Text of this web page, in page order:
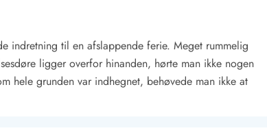
Kontakt VejersKontakt HenneKontakt RømøKontakt
indretning til en afslappende ferie. Meget rummelig
ligger overfor hinanden, hørte man ikke nogen
hele grunden var indhegnet, behøvede man ikke at